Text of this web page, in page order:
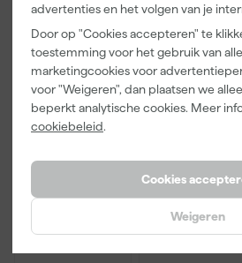
advertenties en het volgen van je
Door op "Cookies accepteren" te
toestemming voor het gebruik van
marketingcookies voor
voor "Weigeren", dan plaatsen we
beperkt analytische cookies. Meer
cookiebeleid.
Cookies
Weigeren
Little Greene
Absolute Matt
- op kleur
gemengd -
Morgen
13
3308-24
Washi Tec
x 50m